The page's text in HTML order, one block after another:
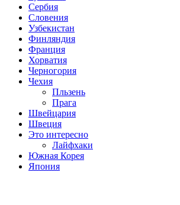
Сербия
Словения
Узбекистан
Финляндия
Франция
Хорватия
Черногория
Чехия
Пльзень
Прага
Швейцария
Швеция
Это интересно
Лайфхаки
Южная Корея
Япония